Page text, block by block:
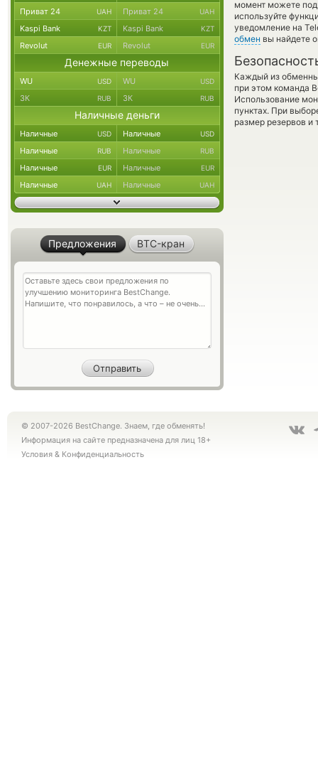
момент можете
используйте
уведомление на
обмен вы найдете
Каждый из
при этом команда
Использование
пунктах. При
размер резервов и
Приват 24 UAH Приват 24 UAH
Kaspi Bank KZT Kaspi Bank KZT
Revolut EUR Revolut EUR
Денежные переводы
WU USD WU USD
ЗК RUB ЗК RUB
Наличные деньги
Наличные USD Наличные USD
Наличные RUB Наличные RUB
Наличные EUR Наличные EUR
Наличные UAH Наличные UAH
Предложения BTC-кран
© 2007-2026 BestChange. Знаем, где обменять!
Информация на сайте предназначена для лиц 18+
Условия & Конфиденциальность